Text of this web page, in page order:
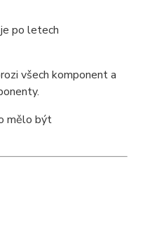
po letech
všech komponent a
mělo být